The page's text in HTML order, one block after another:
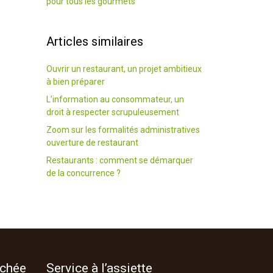
Articles similaires
Ouvrir un restaurant, un projet ambitieux
à bien préparer
L’information au consommateur, un
droit à respecter scrupuleusement
Zoom sur les formalités administratives
ouverture de restaurant
Restaurants : comment se démarquer
de la concurrence ?
Service à l’assiette